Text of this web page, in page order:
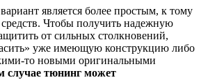
является более простым, к тому
Чтобы получить надежную
от сильных столкновений,
уже имеющую конструкцию либо
то новыми оригинальными
случае тюнинг может